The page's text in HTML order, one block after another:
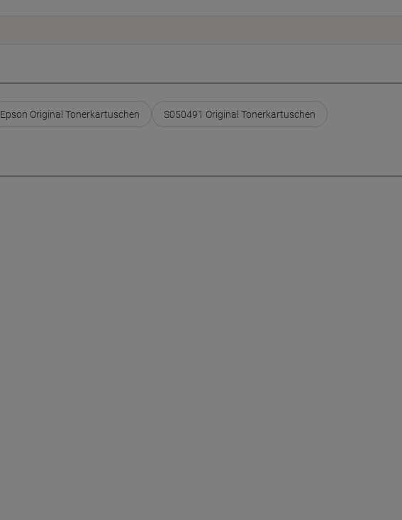
Epson Original Tonerkartuschen S050491 Original Tonerkartuschen